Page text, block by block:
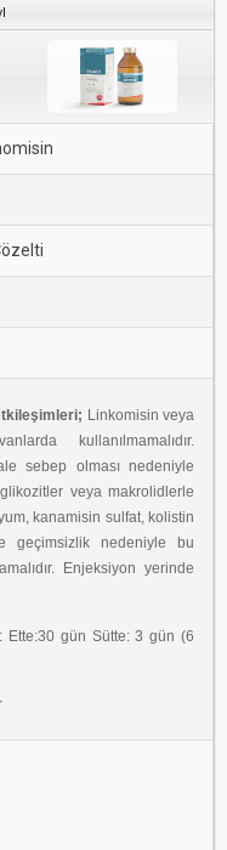
Linkomisin veya
kullanılmamalıdır.
sebep olması nedeniyle
veya makrolidlerle
kanamisin sulfat, kolistin
geçimsizlik nedeniyle bu
Enjeksiyon yerinde
Ette:30 gün Sütte: 3 gün (6